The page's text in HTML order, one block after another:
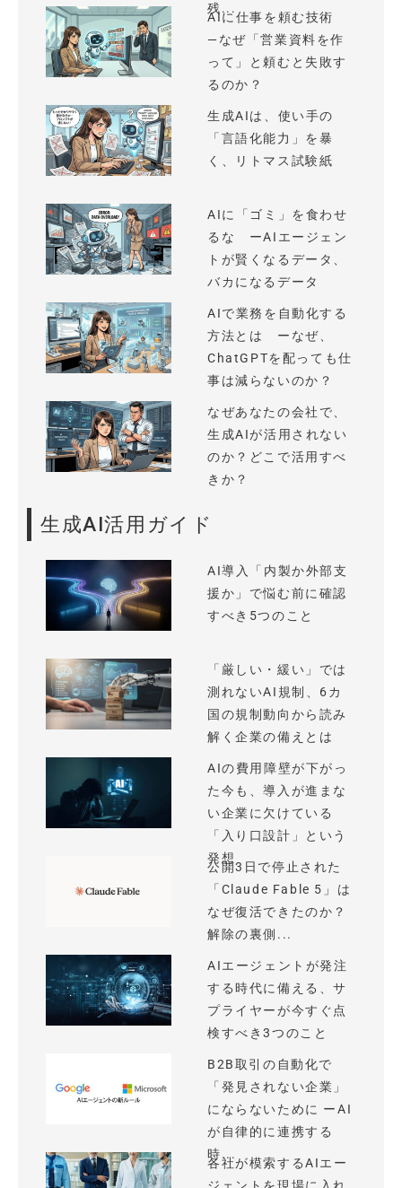
残...
AIに仕事を頼む技術
—なぜ「営業資料を作
って」と頼むと失敗す
るのか？
生成AIは、使い手の
「言語化能力」を暴
く、リトマス試験紙
AIに「ゴミ」を食わせ
るな ーAIエージェン
トが賢くなるデータ、
バカになるデータ
AIで業務を自動化する
方法とは ーなぜ、
ChatGPTを配っても仕
事は減らないのか？
なぜあなたの会社で、
生成AIが活用されない
のか？どこで活用すべ
きか？
生成AI活用ガイド
AI導入「内製か外部支
援か」で悩む前に確認
すべき5つのこと
「厳しい・緩い」では
測れないAI規制、6カ
国の規制動向から読み
解く企業の備えとは
AIの費用障壁が下がっ
た今も、導入が進まな
い企業に欠けている
「入り口設計」という
発想
公開3日で停止された
「Claude Fable 5」は
なぜ復活できたのか？
解除の裏側...
AIエージェントが発注
する時代に備える、サ
プライヤーが今すぐ点
検すべき3つのこと
B2B取引の自動化で
「発見されない企業」
にならないために ーAI
が自律的に連携する
時...
各社が模索するAIエー